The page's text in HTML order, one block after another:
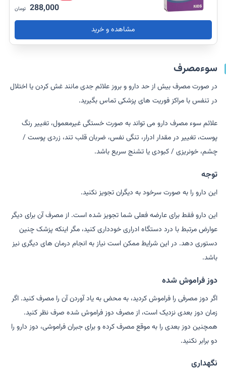
288,000 تومان
مشاهده و خرید
سوءمصرف
در صورت مصرف بیش از حد دارو و بروز علائم جدی مانند غش کردن یا اختلال
در تنفس با مراکز فوریت های پزشکی تماس بگیرید.
علائم سوء مصرف دارو می تواند به صورت خستگی غیرمعمول، تغییر رنگ
پوست، تغییر در مقدار ادرار، تنگی نفس، ضربان قلب تند، زردی پوست /
چشم، خونریزی / کبودی یا تشنج سریع باشد.
توجه
این دارو را به صورت سرخود به دیگران تجویز نکنید.
این دارو فقط برای عارضه فعلی شما تجویز شده است. از مصرف آن برای دیگر
عوارض مرتبط با درد دستگاه ادراری خودداری کنید، مگر اینکه پزشک چنین
دستوری دهد. در این شرایط ممکن است نیاز به انجام درمان های دیگری نیز
باشد.
دوز فراموش شده
اگر دوز مصرفی را فراموش کردید، به محض به یاد آوردن آن را مصرف کنید. اگر
زمان دوز بعدی نزدیک است، از مصرف دوز فراموش شده صرف نظر کنید.
همچنین دوز بعدی را به موقع مصرف کرده و برای جبران فراموشی، دوز دارو را
دو برابر نکنید.
نگهداری